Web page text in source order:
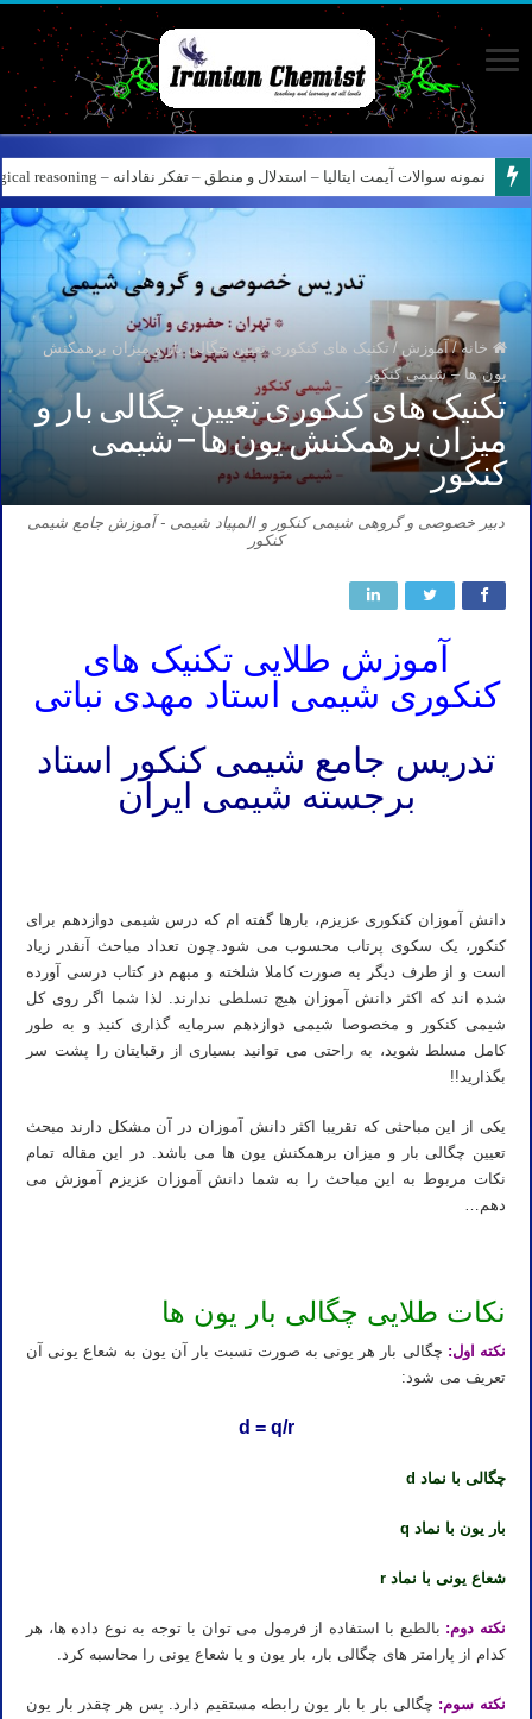
نمونه سوالات آیمت ایتالیا – استدلال و منطق – تفکر نقادانه – Logical reasoning – پارت ۷
خانه / آموزش / تکنیک های کنکوری تعیین چگالی بار و میزان برهمکنش
یون ها – شیمی کنکور
تکنیک های کنکوری تعیین چگالی بار و
میزان برهمکنش یون ها – شیمی
کنکور
دبیر خصوصی و گروهی شیمی کنکور و المپیاد شیمی - آموزش جامع شیمی
کنکور
آموزش طلایی تکنیک های
کنکوری شیمی استاد مهدی نباتی
تدریس جامع شیمی کنکور استاد
برجسته شیمی ایران
دانش آموزان کنکوری عزیزم، بارها گفته ام که درس شیمی دوازدهم برای
کنکور، یک سکوی پرتاب محسوب می شود.چون تعداد مباحث آنقدر زیاد
است و از طرف دیگر به صورت کاملا شلخته و مبهم در کتاب درسی آورده
شده اند که اکثر دانش آموزان هیچ تسلطی ندارند. لذا شما اگر روی کل
شیمی کنکور و مخصوصا شیمی دوازدهم سرمایه گذاری کنید و به طور
کامل مسلط شوید، به راحتی می توانید بسیاری از رقبایتان را پشت سر
بگذارید!!
یکی از این مباحثی که تقریبا اکثر دانش آموزان در آن مشکل دارند مبحث
تعیین چگالی بار و میزان برهمکنش یون ها می باشد. در این مقاله تمام
نکات مربوط به این مباحث را به شما دانش آموزان عزیزم آموزش می
دهم…
نکات طلایی چگالی بار یون ها
نکته اول: چگالی بار هر یونی به صورت نسبت بار آن یون به شعاع یونی آن
تعریف می شود:
d = q/r
چگالی با نماد d
بار یون با نماد q
شعاع یونی با نماد r
نکته دوم: بالطبع با استفاده از فرمول می توان با توجه به نوع داده ها، هر
کدام از پارامتر های چگالی بار، بار یون و یا شعاع یونی را محاسبه کرد.
نکته سوم: چگالی بار با بار یون رابطه مستقیم دارد. پس هر چقدر بار یون